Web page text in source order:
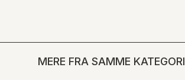
MERE FRA SAMME KATEGORI